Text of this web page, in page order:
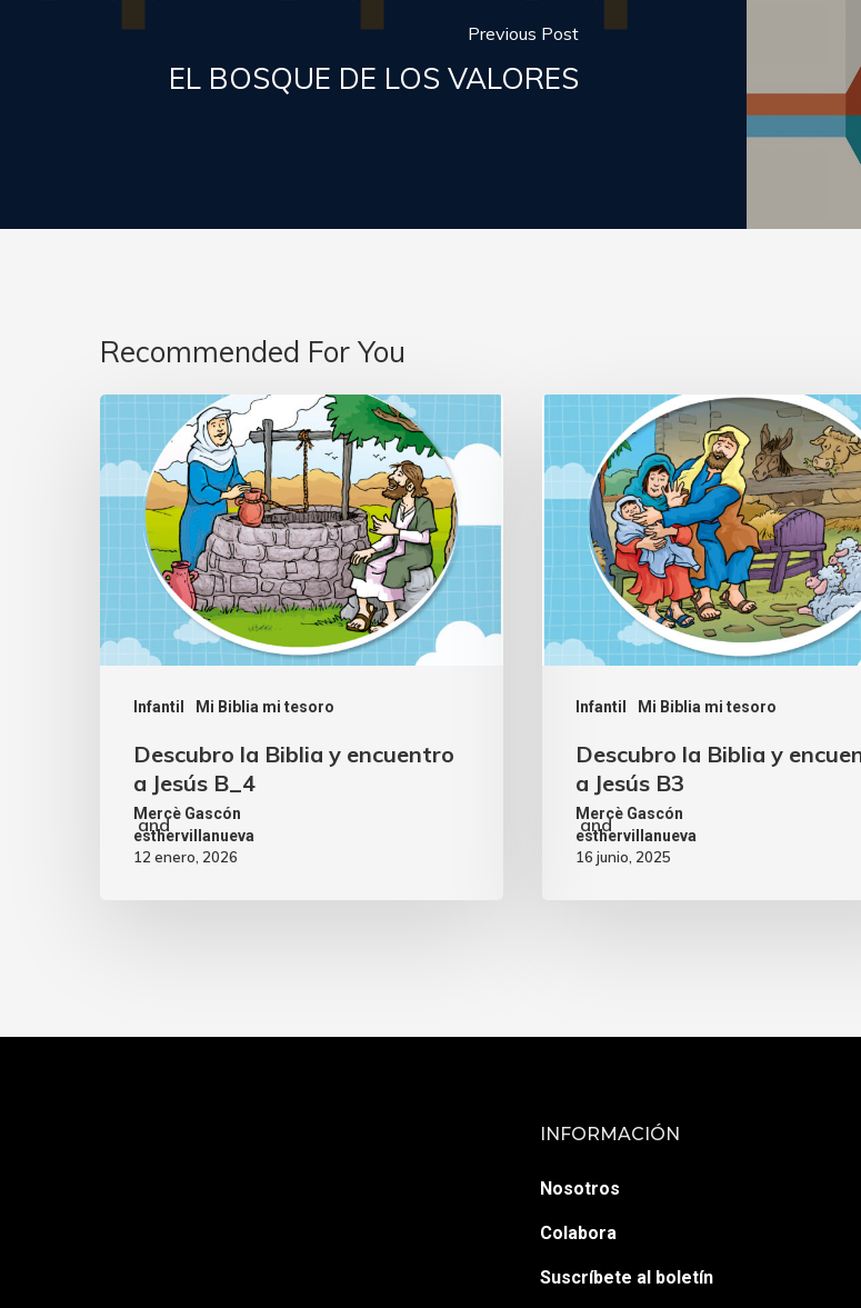
Previous Post
EL BOSQUE DE LOS VALORES
Recommended For You
Infantil Mi Biblia mi tesoro
Descubro la Biblia y encuentro
a Jesús B_4
Mercè Gascón
and
esthervillanueva
12 enero, 2026
Infantil Mi Biblia mi tesoro
Descubro la Biblia y
a Jesús B3
Mercè Gascón
and
esthervillanueva
16 junio, 2025
INFORMACIÓN
Nosotros
Colabora
Suscríbete al boletín